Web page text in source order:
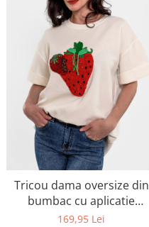
Tricou dama oversize din
bumbac cu aplicatie
capsuna 3D
169,95 Lei